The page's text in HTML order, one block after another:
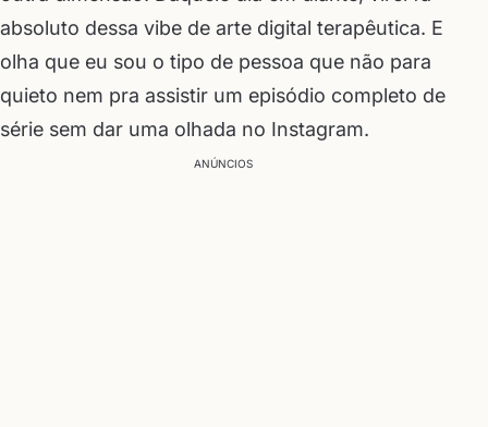
absoluto dessa vibe de arte digital terapêutica. E
olha que eu sou o tipo de pessoa que não para
quieto nem pra assistir um episódio completo de
série sem dar uma olhada no Instagram.
ANÚNCIOS